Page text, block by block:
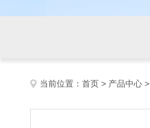
当前位置： 首页 > 产品中心 >